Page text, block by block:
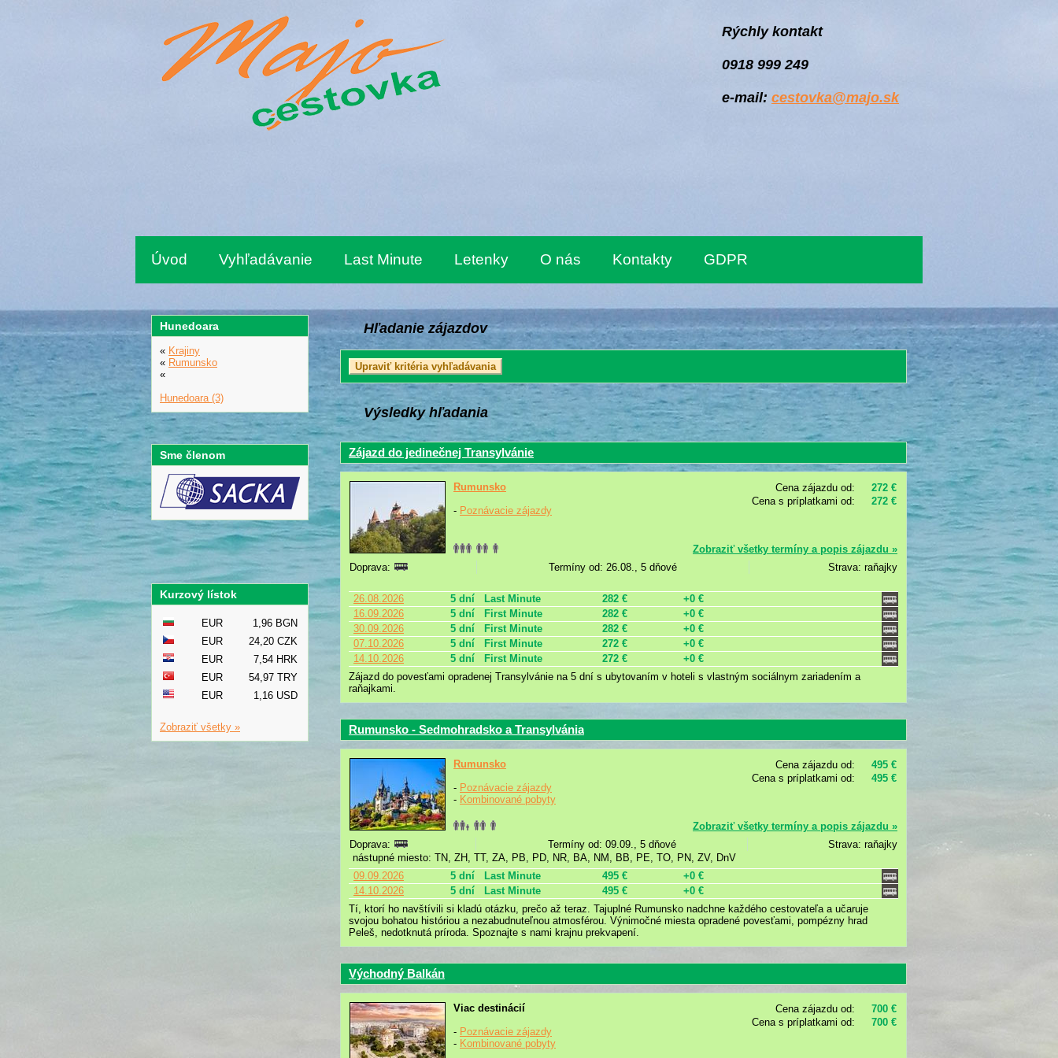
Rýchly kontakt
0918 999 249
e-mail: cestovka@majo.sk
Úvod Vyhľadávanie Last Minute Letenky O nás Kontakty GDPR
Hľadanie zájazdov
Výsledky hľadania
Zájazd do jedinečnej Transylvánie
Cena zájazdu od:
272 €
Cena s príplatkami od:
272 €
Rumunsko
- Poznávacie zájazdy
Zobraziť všetky termíny a popis zájazdu »
Doprava:
Termíny od: 26.08., 5 dňové Strava: raňajky
26.08.2026 5 dní Last Minute 282 €
+0 €
16.09.2026
5 dní First Minute 282 €
+0 €
30.09.2026
5 dní First Minute 282 €
+0 €
07.10.2026
5 dní First Minute 272 €
+0 €
14.10.2026
5 dní First Minute 272 €
+0 €
Zájazd do povesťami opradenej Transylvánie na 5 dní s ubytovaním v hoteli s vlastným sociálnym zariadením a
raňajkami.
Rumunsko - Sedmohradsko a Transylvánia
Cena zájazdu od:
495 €
Cena s príplatkami od:
495 €
Rumunsko
- Poznávacie zájazdy
- Kombinované pobyty
Zobraziť všetky termíny a popis zájazdu »
Doprava:
Termíny od: 09.09., 5 dňové
Strava: raňajky
nástupné miesto: TN, ZH, TT, ZA, PB, PD, NR, BA, NM, BB, PE, TO, PN, ZV, DnV
09.09.2026
5 dní Last Minute 495 €
+0 €
14.10.2026
5 dní Last Minute 495 €
+0 €
Tí, ktorí ho navštívili si kladú otázku, prečo až teraz. Tajuplné Rumunsko nadchne každého cestovateľa a učaruje
svojou bohatou históriou a nezabudnuteľnou atmosférou. Výnimočné miesta opradené povesťami, pompézny hrad
Peleš, nedotknutá príroda. Spoznajte s nami krajnu prekvapení.
Východný Balkán
Cena zájazdu od:
700 €
Cena s príplatkami od:
700 €
Viac destinácií
- Poznávacie zájazdy
- Kombinované pobyty
Hunedoara
« Krajiny
« Rumunsko
«
Hunedoara (3)
Sme členom
Kurzový lístok
EUR
1,96 BGN
EUR
24,20 CZK
EUR
7,54 HRK
EUR
54,97 TRY
EUR
1,16 USD
Zobraziť všetky »